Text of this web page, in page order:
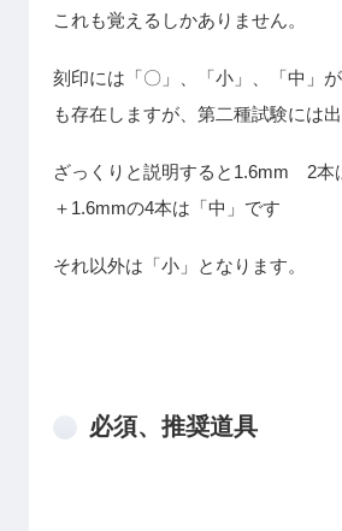
これも覚えるしかありません。
刻印には「〇」、「小」、「中」が
も存在しますが、第二種試験には
ざっくりと説明すると1.6mm 2本
＋1.6mmの4本は「中」です
それ以外は「小」となります。
必須、推奨道具